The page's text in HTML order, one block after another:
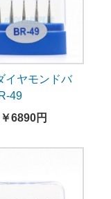
イヤモンドバ
49
￥6890円